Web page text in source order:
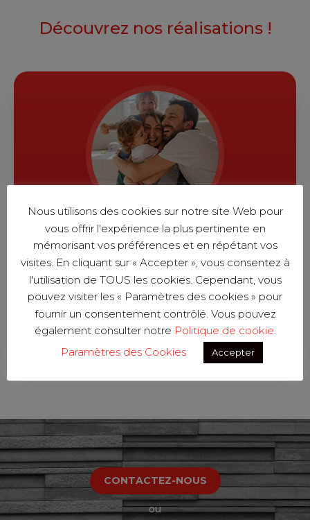
Découvrez nos réalisations !
Nos dernières
RÉALISATIONS
VOIR TOUT
CONTACTEZ-NOUS
ou
Nous utilisons des cookies sur notre site Web pour
vous offrir l'expérience la plus pertinente en
mémorisant vos préférences et en répétant vos
visites. En cliquant sur « Accepter », vous consentez à
l'utilisation de TOUS les cookies. Cependant, vous
pouvez visiter les « Paramètres des cookies » pour
fournir un consentement contrôlé. Vous pouvez
également consulter notre Politique de cookie.
Paramètres des Cookies
Accepter